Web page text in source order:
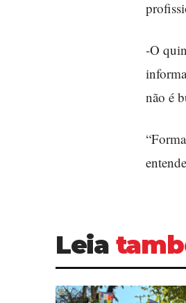
-O
não é
Leia